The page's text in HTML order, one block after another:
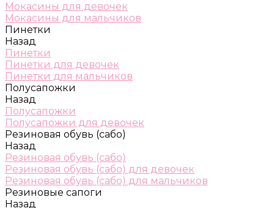
Мокасины для девочек
Мокасины для мальчиков
Пинетки
Назад
Пинетки
Пинетки для девочек
Пинетки для мальчиков
Полусапожки
Назад
Полусапожки
Полусапожки для девочек
Резиновая обувь (сабо)
Назад
Резиновая обувь (сабо)
Резиновая обувь (сабо) для девочек
Резиновая обувь (сабо) для мальчиков
Резиновые сапоги
Назад